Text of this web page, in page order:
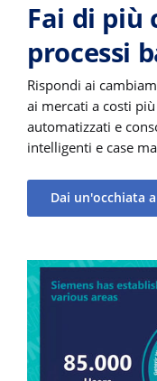
Fai di più
processi
Rispondi ai
ai mercati a costi
automatizzati e
intelligenti e case
Dai un'occhiata